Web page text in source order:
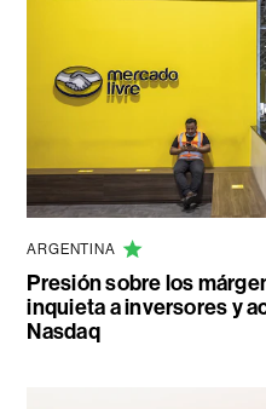
ARGENTINA
Presión sobre los
inquieta a inversores y
Nasdaq